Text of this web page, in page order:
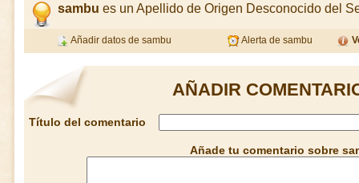
sambu es un Apellido de Origen Desconocido del
Añadir datos de sambu Alerta de sambu
AÑADIR
Título del comentario
Añade tu comentario sobre